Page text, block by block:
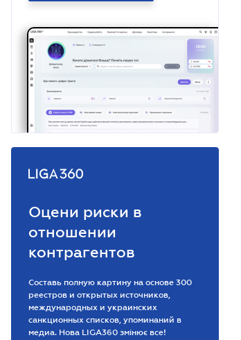
Оцени риски в
отношении
контрагентов
Составь полную картину на основе 300
реестров и открытых источников,
международных и украинских
санкционных списков, упоминаний в
медиа. Нова LIGA360 змінює все!